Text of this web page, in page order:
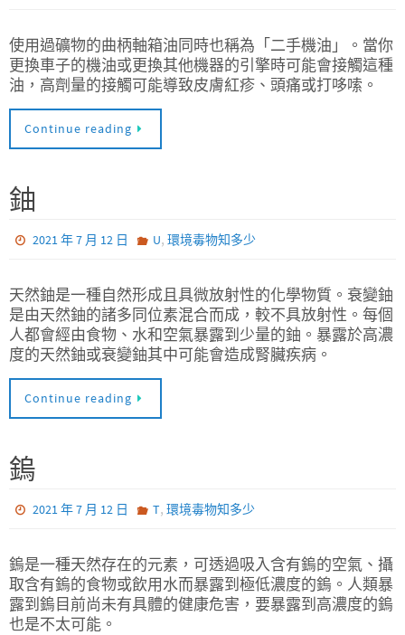
使用過礦物的曲柄軸箱油同時也稱為「二手機油」。當你
更換車子的機油或更換其他機器的引擎時可能會接觸這種
油，高劑量的接觸可能導致皮膚紅疹、頭痛或打哆嗦。
Continue reading
鈾
2021 年 7 月 12 日 U, 環境毒物知多少
天然鈾是一種自然形成且具微放射性的化學物質。衰變鈾
是由天然鈾的諸多同位素混合而成，較不具放射性。每個
人都會經由食物、水和空氣暴露到少量的鈾。暴露於高濃
度的天然鈾或衰變鈾其中可能會造成腎臟疾病。
Continue reading
鎢
2021 年 7 月 12 日 T, 環境毒物知多少
鎢是一種天然存在的元素，可透過吸入含有鎢的空氣、攝
取含有鎢的食物或飲用水而暴露到極低濃度的鎢。人類暴
露到鎢目前尚未有具體的健康危害，要暴露到高濃度的鎢
也是不太可能。